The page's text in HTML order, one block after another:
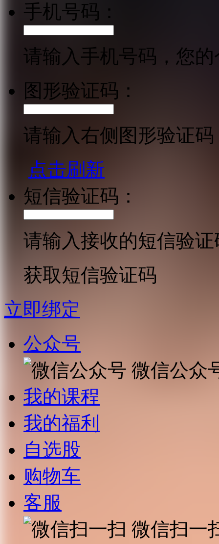
手机号码：
请输入手机号码，您
图形验证码：
请输入右侧图形验证码
点击刷新
短信验证码：
请输入接收的短信验证
获取短信验证码
立即绑定
公众号
微信公众
我的课程
我的福利
自选股
购物车
客服
微信扫一